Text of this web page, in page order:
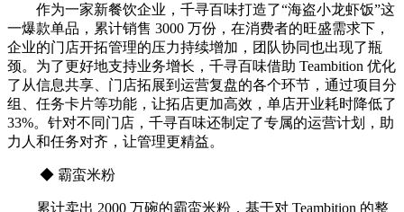
作为一家新餐饮企业，千寻百味打造了“海盗小龙虾饭”这
一爆款单品，累计销售 3000 万份，在消费者的旺盛需求下，
企业的门店开拓管理的压力持续增加，团队协同也出现了瓶
颈。为了更好地支持业务增长，千寻百味借助 Teambition 优化
了从信息共享、门店拓展到运营复盘的各个环节，通过项目分
组、任务卡片等功能，让拓店更加高效，单店开业耗时降低了
33%。针对不同门店，千寻百味还制定了专属的运营计划，助
力人和任务对齐，让管理更精益。
◆ 霸蛮米粉
累计卖出 2000 万碗的霸蛮米粉，基于对 Teambition 的整